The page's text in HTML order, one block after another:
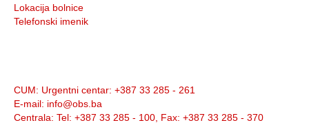
Lokacija bolnice
Telefonski imenik
CUM: Urgentni centar: +387 33 285 - 261
E-mail: info@obs.ba
Centrala: Tel: +387 33 285 - 100, Fax: +387 33 285 - 370